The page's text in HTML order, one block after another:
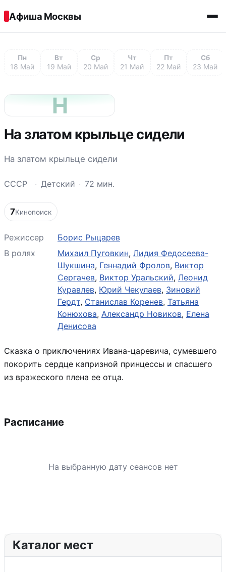
Афиша Москвы
Пн
18 Май
Вт
19 Май
Ср
20 Май
Чт
21 Май
Пт
22 Май
Сб
23 Май
Н
На златом крыльце сидели
На златом крыльце сидели
СССР · Детский · 72 мин.
7Кинопоиск
Режиссер
Борис Рыцарев
В ролях
Михаил Пуговкин, Лидия Федосеева-
Шукшина, Геннадий Фролов, Виктор
Сергачев, Виктор Уральский, Леонид
Куравлев, Юрий Чекулаев, Зиновий
Гердт, Станислав Коренев, Татьяна
Конюхова, Александр Новиков, Елена
Денисова
Сказка о приключениях Ивана-царевича, сумевшего
покорить сердце капризной принцессы и спасшего
из вражеского плена ее отца.
Расписание
На выбранную дату сеансов нет
Каталог мест